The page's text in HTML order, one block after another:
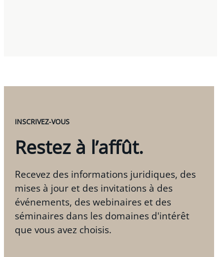
INSCRIVEZ-VOUS
Restez à l’affût.
Recevez des informations juridiques, des
mises à jour et des invitations à des
événements, des webinaires et des
séminaires dans les domaines d'intérêt
que vous avez choisis.